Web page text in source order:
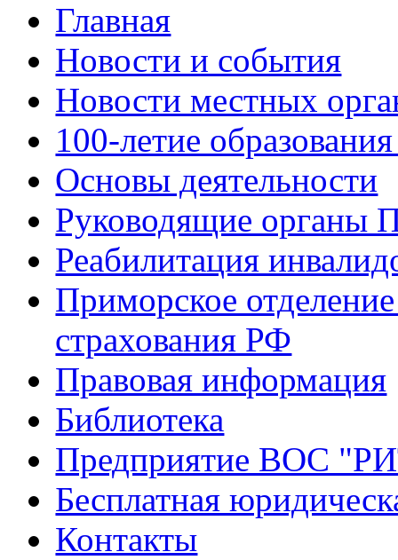
Главная
Новости и события
Новости местных
100-летие
Основы деятельности
Руководящие органы
Реабилитация
Приморское
страхования РФ
Правовая информация
Библиотека
Предприятие ВОС
Бесплатная
Контакты